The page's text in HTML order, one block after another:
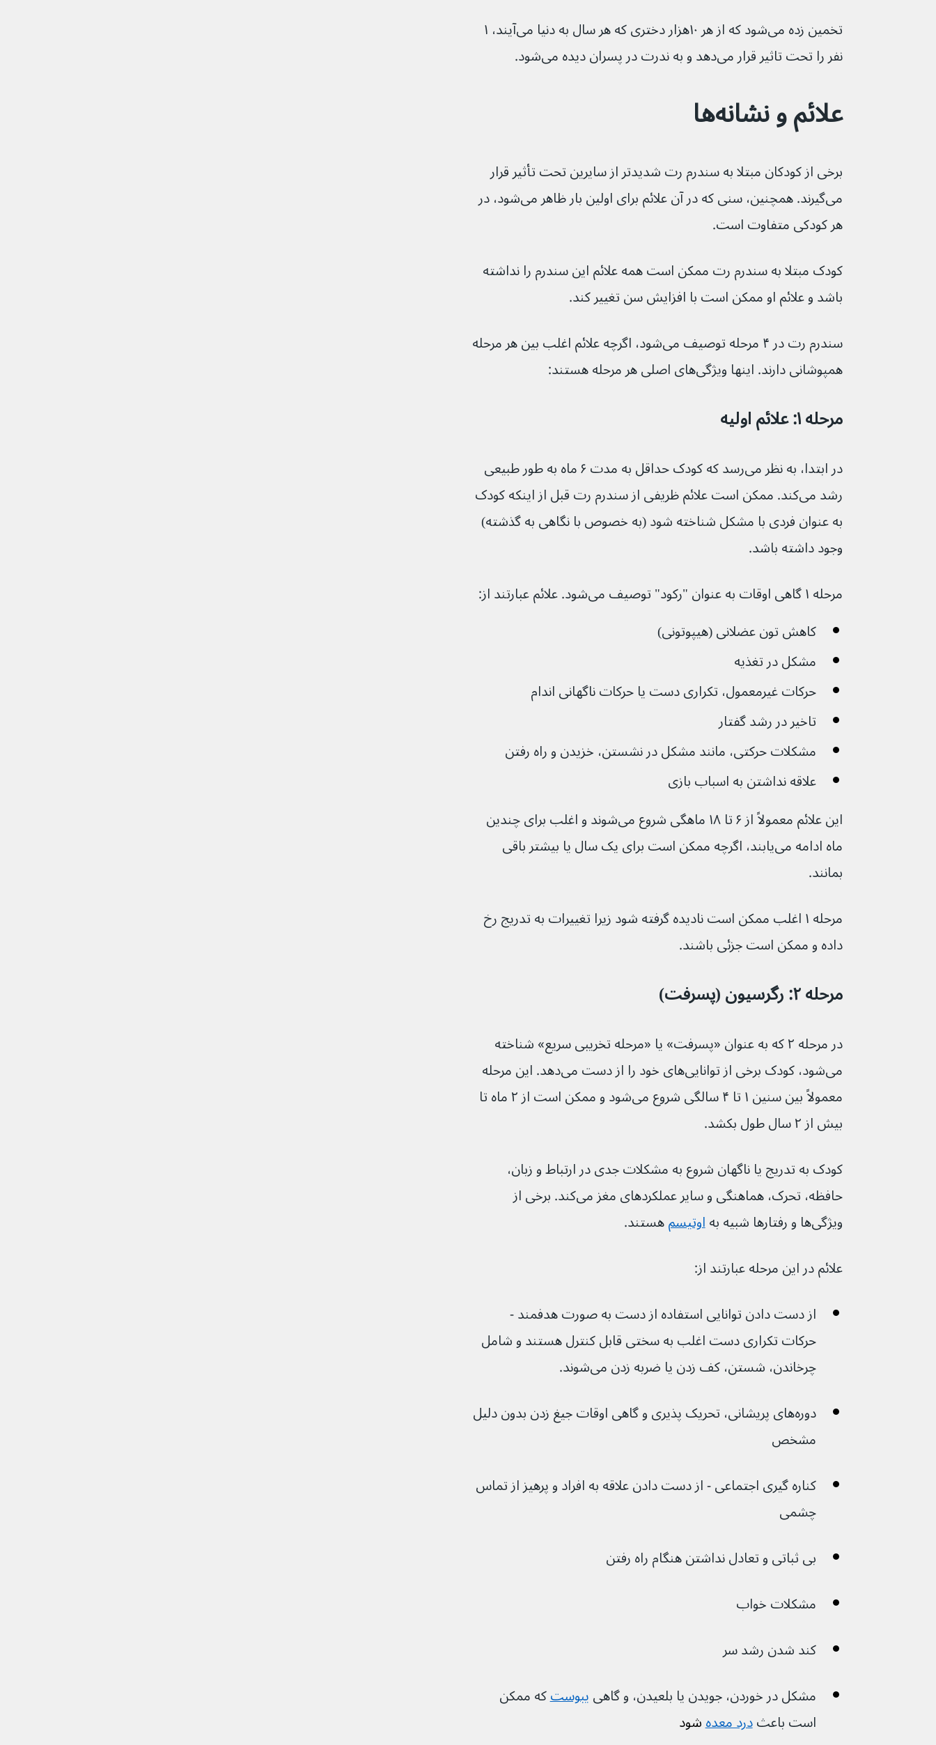
نفر را تحت تاثیر قرار می‌دهد و به ندرت در پسران دیده می‌شود.
علائم و نشانه‌ها
برخی از کودکان مبتلا به سندرم رت شدیدتر از سایرین تحت تأثیر قرار
می‌گیرند. همچنین، سنی که در آن علائم برای اولین بار ظاهر می‌شود، در
هر کودکی متفاوت است.
کودک مبتلا به سندرم رت ممکن است همه علائم این سندرم را نداشته
باشد و علائم او ممکن است با افزایش سن تغییر کند.
سندرم رت در ۴ مرحله توصیف می‌شود، اگرچه علائم اغلب بین هر مرحله
همپوشانی دارند. اینها ویژگی‌های اصلی هر مرحله هستند:
مرحله ۱: علائم اولیه
در ابتدا، به نظر می‌رسد که کودک حداقل به مدت ۶ ماه به طور طبیعی
رشد می‌کند. ممکن است علائم ظریفی از سندرم رت قبل از اینکه کودک
به عنوان فردی با مشکل شناخته شود (به خصوص با نگاهی به گذشته)
وجود داشته باشد.
مرحله ۱ گاهی اوقات به عنوان "رکود" توصیف می‌شود. علائم عبارتند از:
کاهش تون عضلانی (هیپوتونی)
مشکل در تغذیه
حرکات غیرمعمول، تکراری دست یا حرکات ناگهانی اندام
تاخیر در رشد گفتار
مشکلات حرکتی، مانند مشکل در نشستن، خزیدن و راه رفتن
علاقه نداشتن به اسباب بازی
این علائم معمولاً از ۶ تا ۱۸ ماهگی شروع می‌شوند و اغلب برای چندین
ماه ادامه می‌یابند، اگرچه ممکن است برای یک سال یا بیشتر باقی
بمانند.
مرحله ۱ اغلب ممکن است نادیده گرفته شود زیرا تغییرات به تدریج رخ
داده و ممکن است جزئی باشند.
مرحله ۲: رگرسیون (پسرفت)
در مرحله ۲ که به عنوان «پسرفت» یا «مرحله تخریبی سریع» شناخته
می‌شود، کودک برخی از توانایی‌های خود را از دست می‌دهد. این مرحله
معمولاً بین سنین ۱ تا ۴ سالگی شروع می‌شود و ممکن است از ۲ ماه تا
بیش از ۲ سال طول بکشد.
کودک به تدریج یا ناگهان شروع به مشکلات جدی در ارتباط و زبان،
حافظه، تحرک، هماهنگی و سایر عملکردهای مغز می‌کند. برخی از
ویژگی‌ها و رفتارها شبیه به
اوتیسم هستند.
علائم در این مرحله عبارتند از:
از دست دادن توانایی استفاده از دست به صورت هدفمند -
حرکات تکراری دست اغلب به سختی قابل کنترل هستند و شامل
چرخاندن، شستن، کف زدن یا ضربه زدن می‌شوند.
دوره‌های پریشانی، تحریک پذیری و گاهی اوقات جیغ زدن بدون دلیل
مشخص
کناره گیری اجتماعی - از دست دادن علاقه به افراد و پرهیز از تماس
چشمی
بی ثباتی و تعادل نداشتن هنگام راه رفتن
مشکلات خواب
کند شدن رشد سر
مشکل در خوردن، جویدن یا بلعیدن، و گاهی یبوستکه ممکن
است باعث درد معده شود